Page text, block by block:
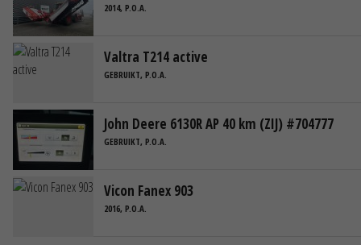
2014, P.O.A.
Valtra T214 active
GEBRUIKT, P.O.A.
John Deere 6130R AP 40 km (ZIJ) #704777
GEBRUIKT, P.O.A.
Vicon Fanex 903
2016, P.O.A.